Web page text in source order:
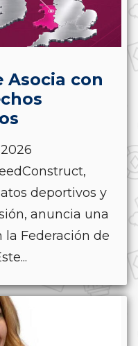
Asocia con
deportivos y
anuncia una
la Federación de